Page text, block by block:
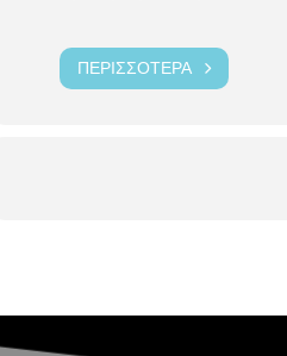
ΠΕΡΙΣΣΌΤΕΡΑ